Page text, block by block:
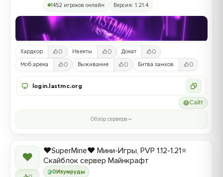
1452 игроков онлайн Версия: 1.21.4
Хардкор 0 Ивенты 0 Донат 0
Моб арена 0 Выживание 0 Битва замков 0
login.lastmc.org
Сайт
Обзор сервера
❤
0 Изумруды
❤️SuperMine❤️ Мини-Игры, PVP 1.12-1.21⭐
Скайблок сервер Майнкрафт